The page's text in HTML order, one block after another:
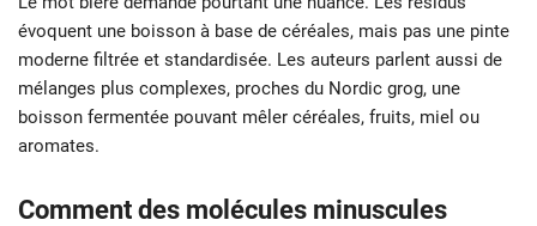
évoquent une boisson à base de céréales, mais pas une pinte
moderne filtrée et standardisée. Les auteurs parlent aussi de
mélanges plus complexes, proches du Nordic grog, une
boisson fermentée pouvant mêler céréales, fruits, miel ou
aromates.
Comment des molécules minuscules